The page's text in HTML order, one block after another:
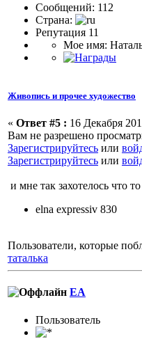
Сообщений: 112
Страна:
Репутация 11
Мое имя:
Живопись и прочее художество
« Ответ #5 : 16 Декабря
Вам не разрешено
Зарегистрируйтесь или
Зарегистрируйтесь или
и мне так захотелось что
elna expressiv 830
Пользователи, которые
таталька
ЕА
Пользовaтeль